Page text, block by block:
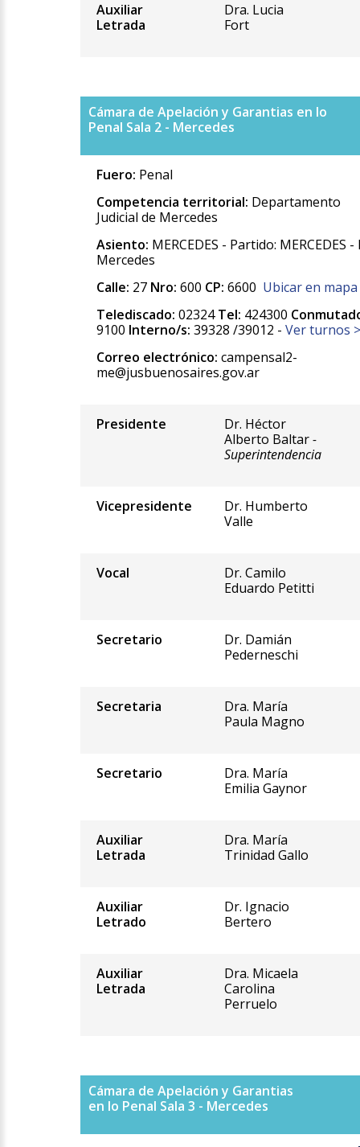
Auxiliar
Letrada
Dra. Lucia
Fort
Cámara de Apelación y Garantias en lo
Penal Sala 2 - Mercedes
Fuero: Penal
Competencia territorial: Departamento
Judicial de Mercedes
Asiento: MERCEDES - Partido: MERCEDES
Mercedes
Calle: 27 Nro: 600 CP: 6600 Ubicar en mapa
Telediscado: 02324Tel: 424300
9100 Interno/s: 39328 /39012 - Ver turnos
Correo electrónico: campensal2-
me@jusbuenosaires.gov.ar
Presidente
Dr. Héctor
Alberto Baltar-
Superintendencia
Vicepresidente
Dr. Humberto
Valle
Vocal
Dr. Camilo
Eduardo Petitti
Secretario
Dr. Damián
Pederneschi
Secretaria
Dra. María
Paula Magno
Secretario
Dra. María
Emilia Gaynor
Auxiliar
Letrada
Dra. María
Trinidad Gallo
Auxiliar
Letrado
Dr. Ignacio
Bertero
Auxiliar
Letrada
Dra. Micaela
Carolina
Perruelo
Cámara de Apelación y Garantias
en lo Penal Sala 3 - Mercedes